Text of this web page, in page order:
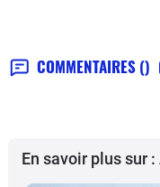
COMMENTAIRES ()
En savoir plus sur